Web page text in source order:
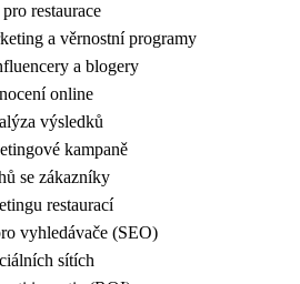
restaurace
a věrnostní programy
a blogery
online
výsledků
kampaně
se zákazníky
restaurací
vyhledávače (SEO)
sítích